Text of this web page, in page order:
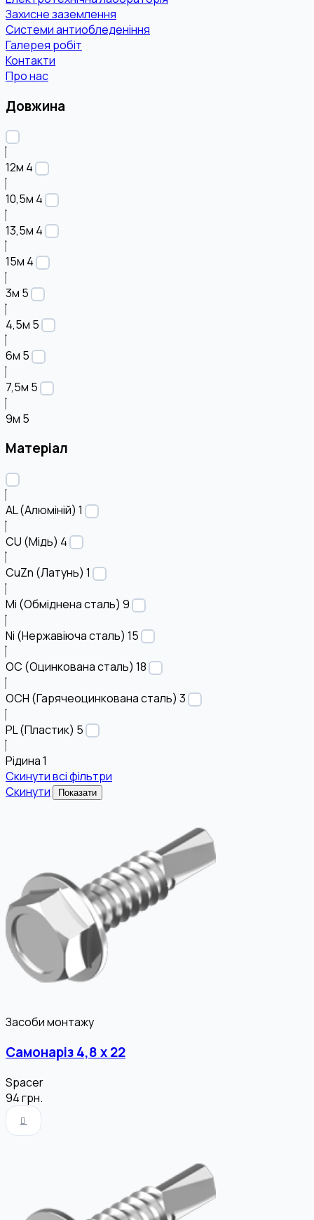
Захисне заземлення
Системи антиобледеніння
Галерея робіт
Контакти
Про нас
Довжина
12м 4
10,5м 4
13,5м 4
15м 4
3м 5
4,5м 5
6м 5
7,5м 5
9м 5
Матеріал
AL (Алюміній) 1
CU (Мідь) 4
CuZn (Латунь) 1
Mi (Обміднена сталь) 9
Ni (Нержавіюча сталь) 15
OC (Оцинкована сталь) 18
OCH (Гарячеоцинкована сталь) 3
PL (Пластик) 5
Рідина1
Скинути всі фільтри
Скинути
Показати
Засоби монтажу
Самонаріз 4,8 х 22
Spacer
94грн.